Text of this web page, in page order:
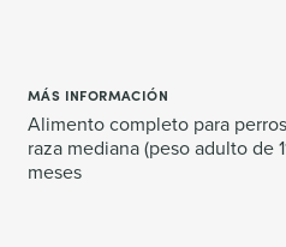
MÁS INFORMACIÓN
Alimento completo para
raza mediana (peso adulto de
meses